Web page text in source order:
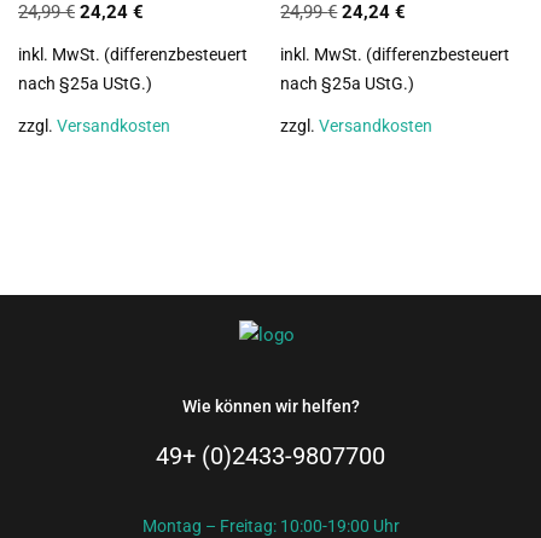
24,99€ 24,24 €
inkl. MwSt. (differenzbesteuert
nach §25a UStG.)
zzgl. Versandkosten
24,99€ 24,24€
inkl. MwSt. (differenzbesteuert
nach §25a UStG.)
zzgl.Versandkosten
Wie können wir helfen?
49+ (0)2433-9807700
Montag – Freitag: 10:00-19:00 Uhr